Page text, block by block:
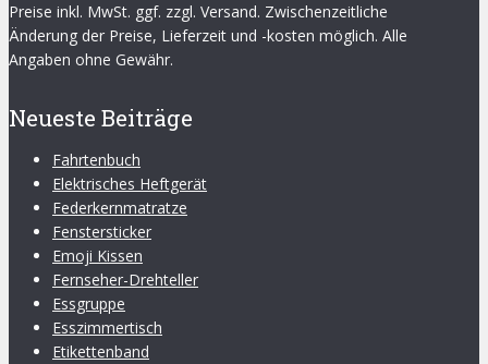
Preise inkl. MwSt. ggf. zzgl. Versand. Zwischenzeitliche
Änderung der Preise, Lieferzeit und -kosten möglich. Alle
Angaben ohne Gewähr.
Neueste Beiträge
Fahrtenbuch
Elektrisches Heftgerät
Federkernmatratze
Fenstersticker
Emoji Kissen
Fernseher-Drehteller
Essgruppe
Esszimmertisch
Etikettenband